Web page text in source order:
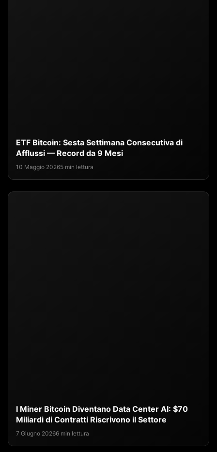
ETF Bitcoin: Sesta Settimana Consecutiva di
Afflussi — Record da 9 Mesi
10 Maggio 20265 min lettura
I Miner Bitcoin Diventano Data Center AI: $70
Miliardi di Contratti Riscrivono il Settore
7 Giugno 20266 min lettura